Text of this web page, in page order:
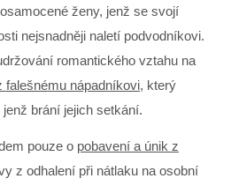
ženy, jenž se svojí
nejsnadněji naletí podvodníkovi.
romantického vztahu na
falešnému nápadníkovi, který
brání jejich setkání.
pouze o pobavení a únik z
z odhalení při nátlaku na osobní